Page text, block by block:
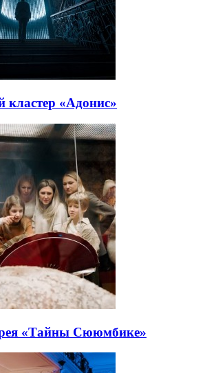
кластер «Адонис»
«Тайны Сююмбике»